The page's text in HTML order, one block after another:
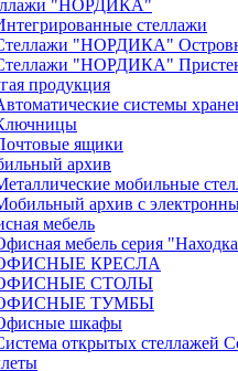
"НОРДИКА"
стеллажи
"НОРДИКА"
"НОРДИКА"
продукция
системы
ящики
архив
мобильные
архив с
мебель
мебель серия
КРЕСЛА
СТОЛЫ
ТУМБЫ
шкафы
открытых стеллажей